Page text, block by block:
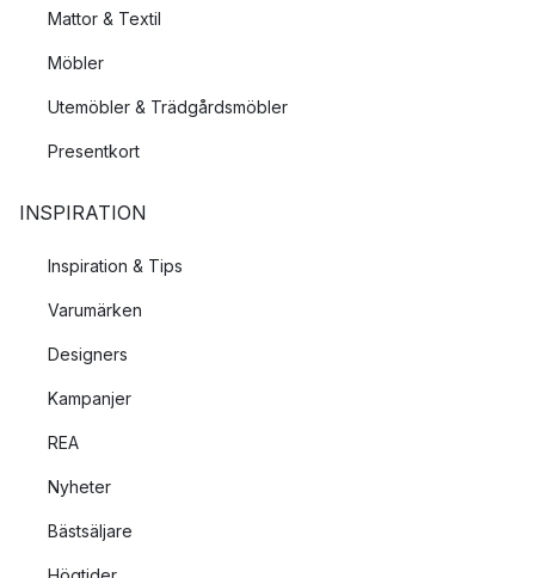
Mattor & Textil
Möbler
Utemöbler & Trädgårdsmöbler
Presentkort
INSPIRATION
Inspiration & Tips
Varumärken
Designers
Kampanjer
REA
Nyheter
Bästsäljare